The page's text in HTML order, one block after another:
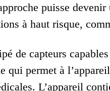
puisse
à haut risque,
de capteurs
permet à
L’appareil